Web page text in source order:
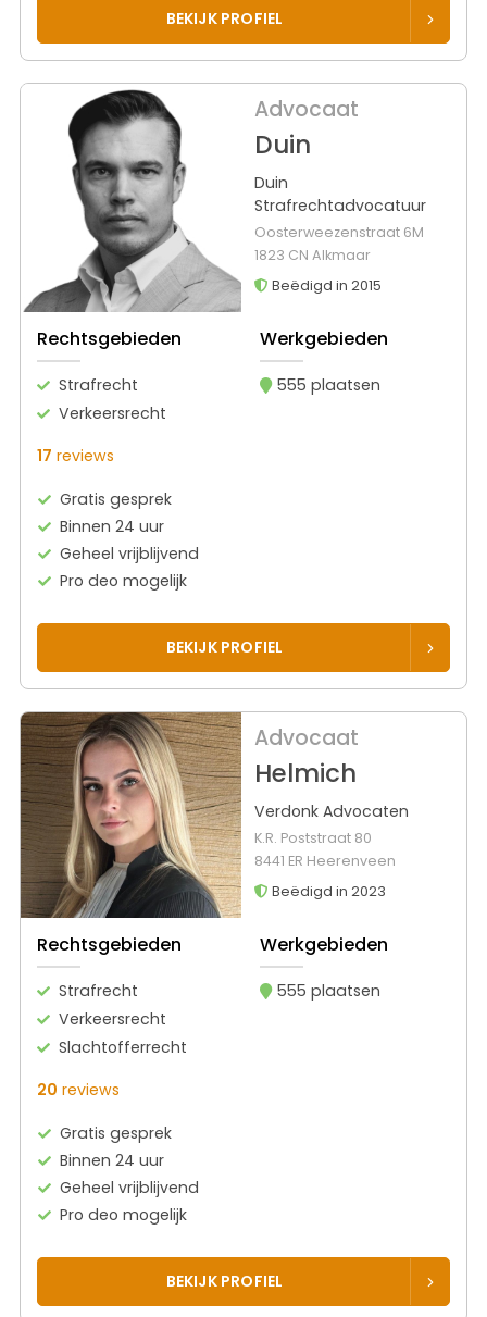
BEKIJK PROFIEL
Advocaat
Duin
Duin
Strafrechtadvocatuur
Oosterweezenstraat 6M
1823 CN Alkmaar
Beëdigd in 2015
Rechtsgebieden
Strafrecht
Verkeersrecht
Werkgebieden
555 plaatsen
17 reviews
Gratis gesprek
Binnen 24 uur
Geheel vrijblijvend
Pro deo mogelijk
BEKIJK PROFIEL
Advocaat
Helmich
Verdonk Advocaten
K.R. Poststraat 80
8441 ER Heerenveen
Beëdigd in 2023
Rechtsgebieden
Strafrecht
Verkeersrecht
Slachtofferrecht
Werkgebieden
555 plaatsen
20 reviews
Gratis gesprek
Binnen 24 uur
Geheel vrijblijvend
Pro deo mogelijk
BEKIJK PROFIEL